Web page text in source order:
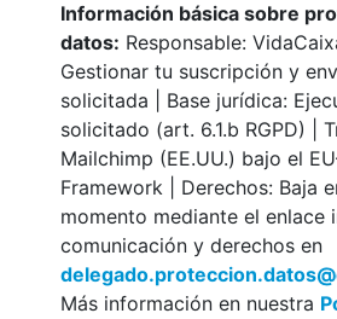
Información básica sobre
datos: Responsable:
Gestionar tu suscripción y
solicitada | Base jurídica:
solicitado (art. 6.1.b RGPD) |
Mailchimp (EE.UU.) bajo el
Framework | Derechos: Baja
momento mediante el enlace
comunicación y derechos en
Más información en nuestra